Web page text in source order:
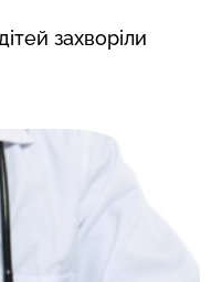
захворіли